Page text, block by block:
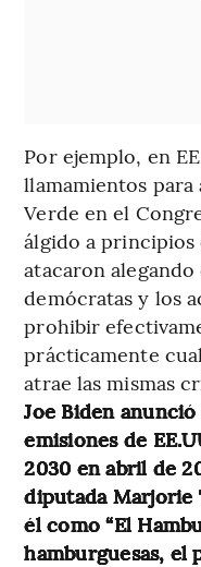
Por ejemplo, en
llamamientos
Verde en el
álgido a principios
atacaron
demócratas y los
prohibir
prácticamente
atrae las mismas
Joe Biden
emisiones de
2030 en abril de
diputada Marjorie
él como “El
hamburguesas, el